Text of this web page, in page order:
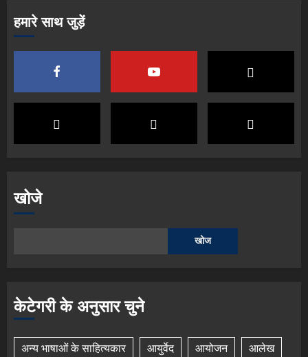
हमारे साथ जुड़ें
खोजे
खोज
केटेगरी के अनुसार चुने
अन्य भाषाओं के साहित्यकार आयुर्वेद आयोजन आलेख